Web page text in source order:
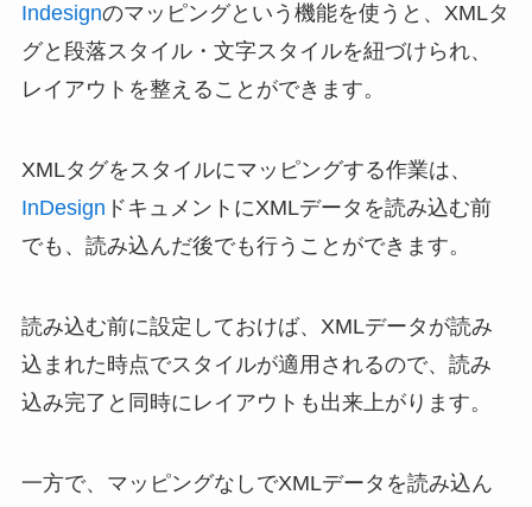
Indesignのマッピングという機能を使うと、XMLタ
グと段落スタイル・文字スタイルを紐づけられ、
レイアウトを整えることができます。
XMLタグをスタイルにマッピングする作業は、
InDesign ドキュメントにXMLデータを読み込む前
でも、読み込んだ後でも行うことができます。
読み込む前に設定しておけば、XMLデータが読み
込まれた時点でスタイルが適用されるので、読み
込み完了と同時にレイアウトも出来上がります。
一方で、マッピングなしでXMLデータを読み込ん